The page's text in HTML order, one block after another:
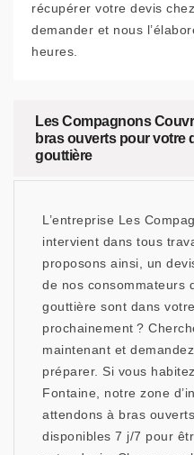
récupérer votre devis
demander et nous
heures.
Les Compagnons
bras ouverts pour votre
gouttière
L’entreprise Les
intervient dans tous
proposons ainsi, un
de nos consommateurs
gouttière sont dans
prochainement ?
maintenant et
préparer. Si vous
Fontaine, notre zone
attendons à bras
disponibles 7 j/7 pour